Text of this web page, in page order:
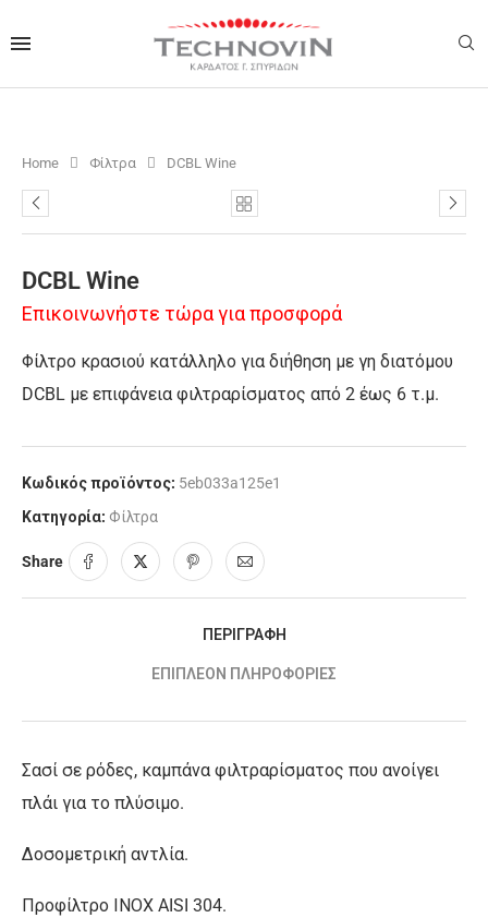
Home Φίλτρα DCBL Wine
DCBL Wine
Επικοινωνήστε τώρα για προσφορά
Φίλτρο κρασιού κατάλληλο για διήθηση με γη διατόμου
DCBL με επιφάνεια φιλτραρίσματος από 2 έως 6 τ.μ.
Κωδικός προϊόντος: 5eb033a125e1
Κατηγορία: Φίλτρα
Share
ΠΕΡΙΓΡΑΦΉ
ΕΠΙΠΛΈΟΝ ΠΛΗΡΟΦΟΡΊΕΣ
Σασί σε ρόδες, καμπάνα φιλτραρίσματος που ανοίγει
πλάι για το πλύσιμο.
Δοσομετρική αντλία.
Προφίλτρο ΙΝΟΧ AISI 304.